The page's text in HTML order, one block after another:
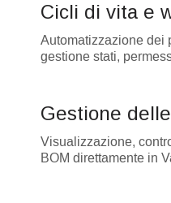
Cicli di vita e
Automatizzazione dei
gestione stati,
Gestione
Visualizzazione,
BOM direttamente in